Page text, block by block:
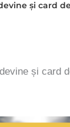
și card
și card